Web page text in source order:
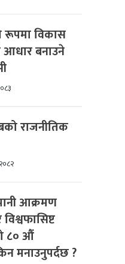
रूपमा विकास
आधार बनाउने
राजनीतिक
आक्रमण
८० औं
मनाउनुपर्दछ ?